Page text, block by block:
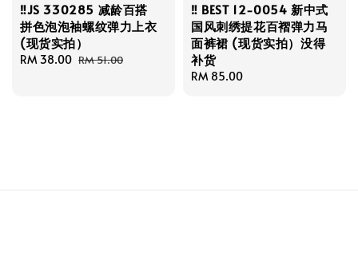
‼️JS 330285 减龄百搭
拼色泡泡袖螺纹弹力上衣
(现货实拍）
Sale
RM 38.00 Regular
RM 51.00
‼️ BEST 12-0054 新中式
国风刺绣提花百褶弹力马
面裤裙 (现货实拍）没得
补货
Regular
RM 85.00